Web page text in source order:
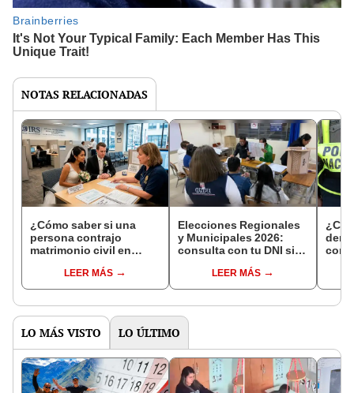
NOTAS RELACIONADAS
¿Cómo saber si una
persona contrajo
matrimonio civil en
LEER MÁS
Elecciones Regionales
y Municipales 2026:
consulta con tu DNI si
de mesa para este 4 de
octubre en el link oficial
LEER MÁS
con
LO MÁS VISTO LO ÚLTIMO